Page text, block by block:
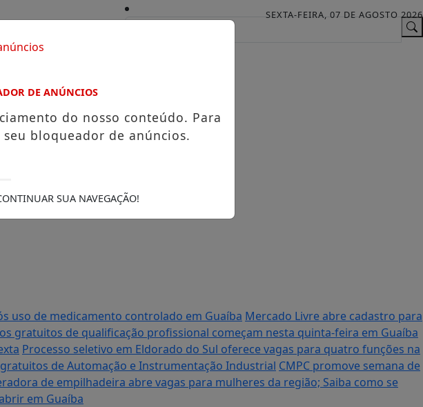
SEXTA-FEIRA, 07 DE AGOSTO 2026
uso de medicamento controlado em Guaíba Mercado Livre abre cadastro para
gratuitos de qualificação profissional começam nesta quinta-feira em Guaíba
Processo seletivo em Eldorado do Sul oferece vagas para quatro funções na
de Automação e Instrumentação Industrial CMPC promove semana de
de empilhadeira abre vagas para mulheres da região; Saiba como se
em Guaíba
DE ANÚNCIOS
do nosso conteúdo. Para
bloqueador de anúncios.
SUA NAVEGAÇÃO!